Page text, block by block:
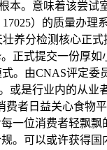
本。意味着该尝试
17025）的质量办理
养分检测核心正
正式提交一份厚如
。由CNAS评定委
或是行业内的从业
费者日益关心食物
一位消费者轻飘飘
。可以或许获得国